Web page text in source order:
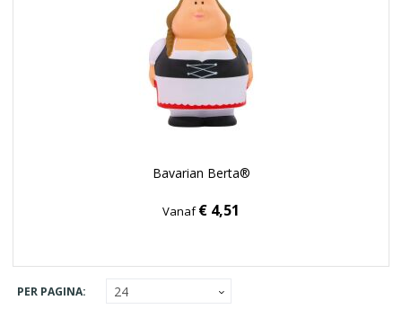
Bavarian Berta®
Vanaf€ 4,51
PER PAGINA: